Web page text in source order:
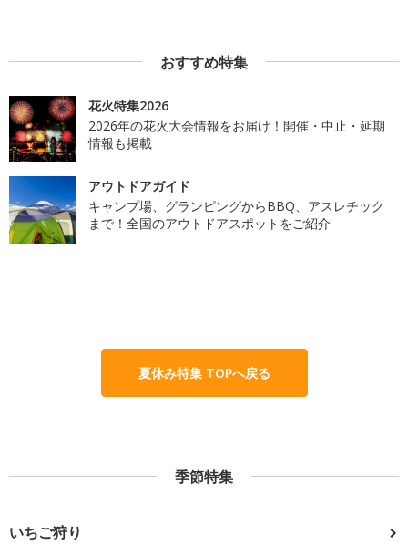
おすすめ特集
花火特集2026
2026年の花火大会情報をお届け！開催・中止・延期
情報も掲載
アウトドアガイド
キャンプ場、グランピングからBBQ、アスレチック
まで！全国のアウトドアスポットをご紹介
夏休み特集 TOPへ戻る
季節特集
いちご狩り